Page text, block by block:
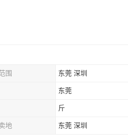
围 东莞 深圳
东莞
斤
地 东莞 深圳